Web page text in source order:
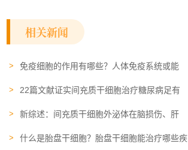
相关新闻
免疫细胞的作用有哪些？人体免疫系统或能
22篇文献证实间充质干细胞治疗糖尿病足有
新综述：间充质干细胞外泌体在脑损伤、肝
什么是胎盘干细胞？胎盘​干细胞能治疗哪些疾